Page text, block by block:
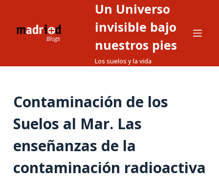
o
Un Universo
invisible bajo
nuestros pies
Los suelos y la vida
Contaminación de los
Suelos al Mar. Las
enseñanzas de la
contaminación radioactiva